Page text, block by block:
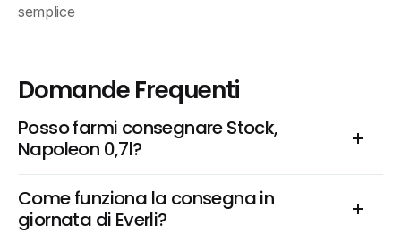
semplice
Domande Frequenti
Posso farmi consegnare Stock,
Napoleon 0,7l?
Come funziona la consegna in
giornata di Everli?